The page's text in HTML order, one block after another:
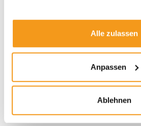
Alle zulassen
Anpassen
Ablehnen
Envestor Know-how
Envestor Research
Fonds & Altersvorsorge
Fonds & Community